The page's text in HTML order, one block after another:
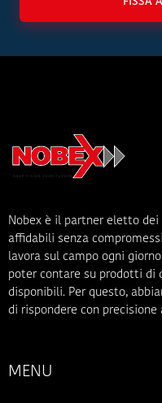
Nobex è il partner eletto
affidabili senza
lavora sul campo ogni
poter contare su prodotti di
disponibili. Per questo,
di rispondere con precisione
MENU